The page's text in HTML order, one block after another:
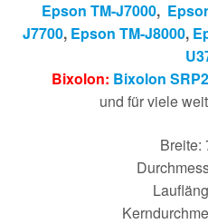
Epson TM-J7000,
J7700, Epson TM-J8000,
Bixolon: Bixolon
und für viele
Breite: